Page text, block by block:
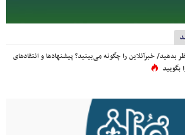
بدهید/ خبرآنلاین را چگونه می‌بینید؟ پیشنهادها و انتقادهای
بگویید